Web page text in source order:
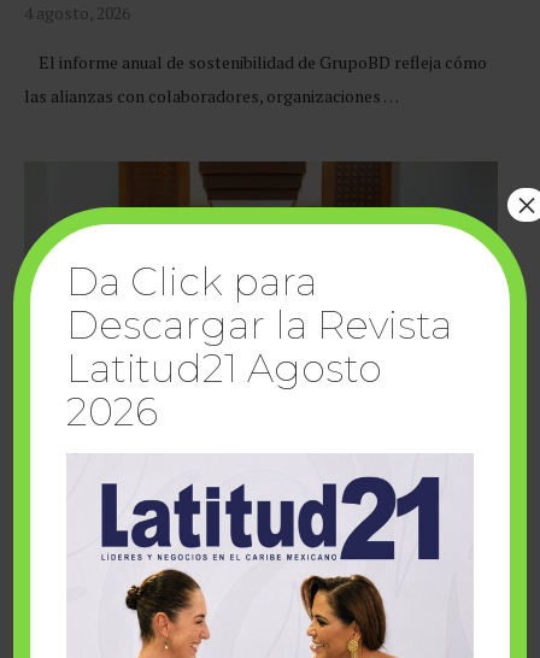
4 agosto, 2026
El informe anual de sostenibilidad de GrupoBD refleja cómo
las alianzas con colaboradores, organizaciones …
Cuando la solidaridad inspira; cumplen
sueños Fairmont Mayakoba y Make-A-Wish
Da Click para
Descargar la Revista
Latitud21 Agosto
2026
×